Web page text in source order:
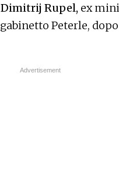
Dimitrij Rupel, ex
Peterle,